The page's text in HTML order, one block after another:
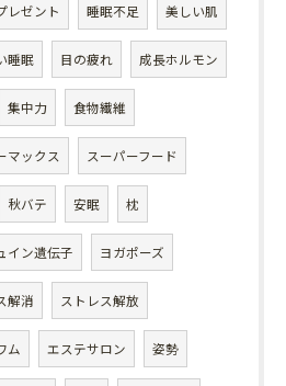
レゼント 睡眠不足 美しい肌
睡眠 目の疲れ 成長ホルモン
集中力 食物繊維
マックス スーパーフード
秋バテ 安眠 枕
イン遺伝子 ヨガポーズ
解消 ストレス解放
ム エステサロン 姿勢